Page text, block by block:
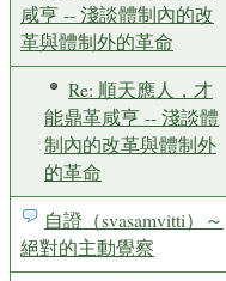
咸亨 -- 淺談體制內的改
革與體制外的革命
Re: 順天應人，才
能鼎革咸亨 -- 淺談體
制內的改革與體制外
的革命
自證（svasamvitti）～
絕對的主動覺察